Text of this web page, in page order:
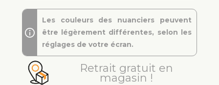
Les couleurs des nuanciers peuvent
être légèrement différentes, selon les
réglages de votre écran.
Retrait gratuit en
magasin !